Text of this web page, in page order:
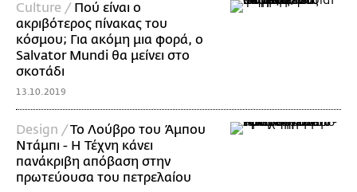
Culture / Πού είναι ο
ακριβότερος πίνακας του
κόσμου; Για ακόμη μια φορά, ο
Salvator Mundi θα μείνει στο
σκοτάδι
13.10.2019
Design /To Λούβρο του Άμπου
Ντάμπι - Η Τέχνη κάνει
πανάκριβη απόβαση στην
πρωτεύουσα του πετρελαίου